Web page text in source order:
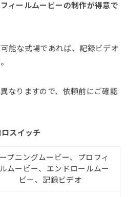
ィールムービーの制作が得意で
能な式場であれば、記録ビデオ
なりますので、依頼前にご確認
ロスイッチ
プニングムービー、プロフィ
ムービー、エンドロールムー
ビー、記録ビデオ